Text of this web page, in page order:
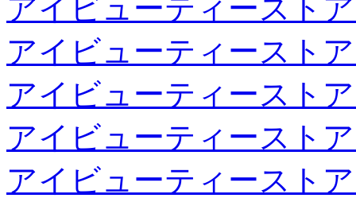
アイビューティースト
アイビューティースト
アイビューティースト
アイビューティースト
アイビューティースト